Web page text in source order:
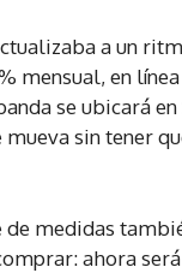
a un
mensual, en
se ubicará
sin tener
medidas
ahora